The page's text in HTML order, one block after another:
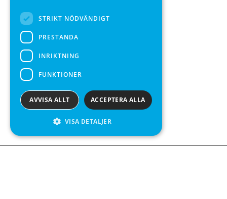
STRIKT NÖDVÄNDIGT
PRESTANDA
INRIKTNING
FUNKTIONER
ACCEPTERA ALLA
AVVISA ALLT
VISA DETALJER